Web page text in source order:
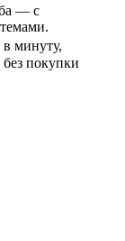
— с
минуту,
без покупки